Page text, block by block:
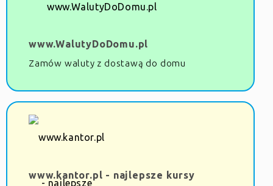
www.WalutyDoDomu.pl
Zamów waluty z dostawą do domu
www.kantor.pl - najlepsze kursy